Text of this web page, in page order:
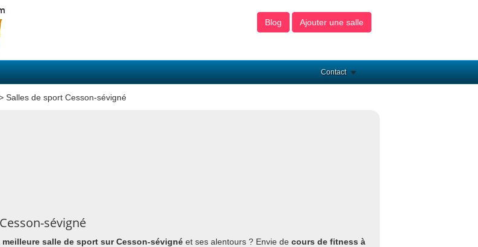
Blog Ajouter une salle
Contact
Salles de sport Cesson-sévigné
sévigné
meilleure salle de sport sur Cesson-sévigné et ses alentours ? Envie de cours de fitness à